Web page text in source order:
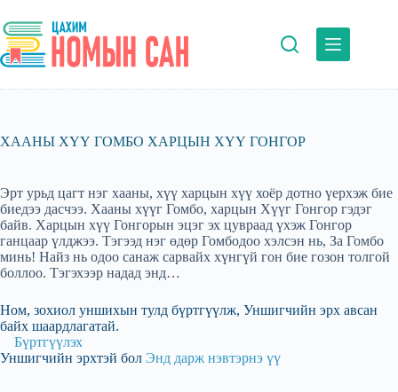
to
content
ХААНЫ ХҮҮ ГОМБО ХАРЦЫН ХҮҮ ГОНГОР
Эрт урьд цагт нэг хааны, хүү харцын хүү хоёр дотно үерхэж бие
биедээ дасчээ. Хааны хүүг Гомбо, харцын Хүүг Гонгор гэдэг
байв. Харцын хүү Гонгорын эцэг эх цувраад үхэж Гонгор
ганцаар үлджээ. Тэгээд нэг өдөр Гомбодоо хэлсэн нь, За Гомбо
минь! Найз нь одоо санаж сарвайх хүнгүй гон бие гозон толгой
боллоо. Тэгэхээр надад энд…
Ном, зохиол уншихын тулд бүртгүүлж, Уншигчийн эрх авсан
байх шаардлагатай.
Бүртгүүлэх
Уншигчийн эрхтэй бол Энд дарж нэвтэрнэ үү